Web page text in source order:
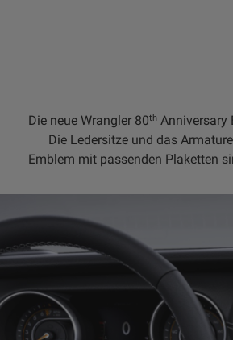
Die neue Wrangler 80thAnniversary
Die Ledersitze und das
Emblem mit passenden Plaketten